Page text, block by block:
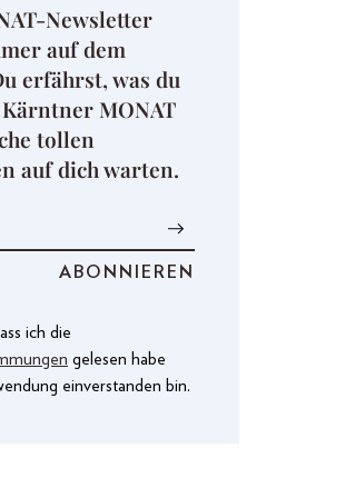
Newsletter
auf dem
erfährst, was du
MONAT
tollen
auf dich warten.
ich die
gelesen habe
einverstanden bin.